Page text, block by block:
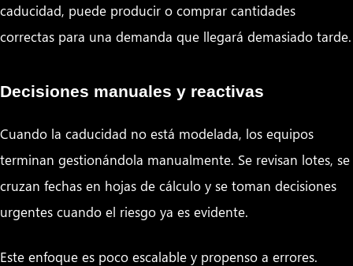
caducidad, puede producir o comprar cantidades
correctas para una demanda que llegará demasiado tarde.
Decisiones manuales y reactivas
Cuando la caducidad no está modelada, los equipos
terminan gestionándola manualmente. Se revisan lotes, se
cruzan fechas en hojas de cálculo y se toman decisiones
urgentes cuando el riesgo ya es evidente.
Este enfoque es poco escalable y propenso a errores.